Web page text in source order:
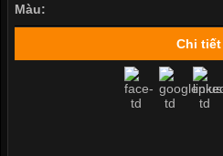
Màu:
Chi tiết